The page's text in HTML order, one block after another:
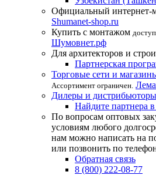
Официальный интернет-
Shumanet-shop.ru
Купить с монтажом
Шумовнет.рф
Для архитекторов и
Партнерская
Торговые сети и
Ассортимент ограничен.
Дилеры и дистрибьюторы
Найдите партнера
По вопросам оптовых
условиям любого
нам можно написать на
или позвонить по
Обратная связь
8 (800) 222-08-77